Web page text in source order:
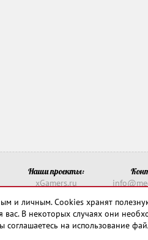
Наши проекты:
xGamers.ru
911-win.ru
911-win.com
и личным. Cookies хранят
вас. В некоторых случаях они
соглашаетесь на использование